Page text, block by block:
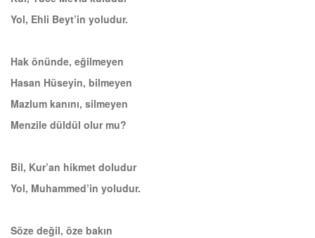
Yol, Ehli Beyt’in yoludur.
Hak önünde, eğilmeyen
Hasan Hüseyin, bilmeyen
Mazlum kanını, silmeyen
Menzile düldül olur mu?
Bil, Kur’an hikmet doludur
Yol, Muhammed’in yoludur.
Söze değil, öze bakın